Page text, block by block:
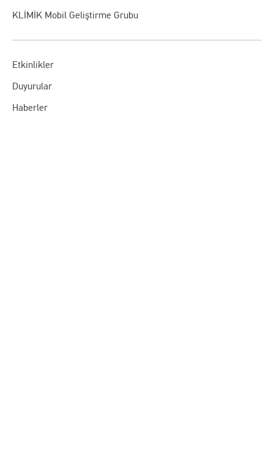
KLİMİK Mobil Geliştirme Grubu
Etkinlikler
Duyurular
Haberler